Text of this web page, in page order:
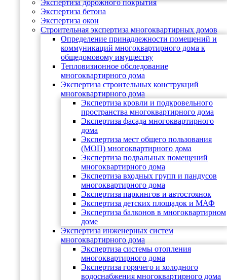
Экспертиза дорожного покрытия
Экспертиза бетона
Экспертиза окон
Строительная экспертиза многоквартирных домов
Определение принадлежности помещений и
коммуникаций многоквартирного дома к
общедомовому имуществу
Тепловизионное обследование
многоквартирного дома
Экспертиза строительных конструкций
многоквартирного дома
Экспертиза кровли и подкровельного
пространства многоквартирного дома
Экспертиза фасада многоквартирного
дома
Экспертиза мест общего пользования
(МОП) многоквартирного дома
Экспертиза подвальных помещений
многоквартирного дома
Экспертиза входных групп и пандусов
многоквартирного дома
Экспертиза паркингов и автостоянок
Экспертиза детских площадок и МАФ
Экспертиза балконов в многоквартирном
доме
Экспертиза инженерных систем
многоквартирного дома
Экспертиза системы отопления
многоквартирного дома
Экспертиза горячего и холодного
водоснабжения многоквартирного дома